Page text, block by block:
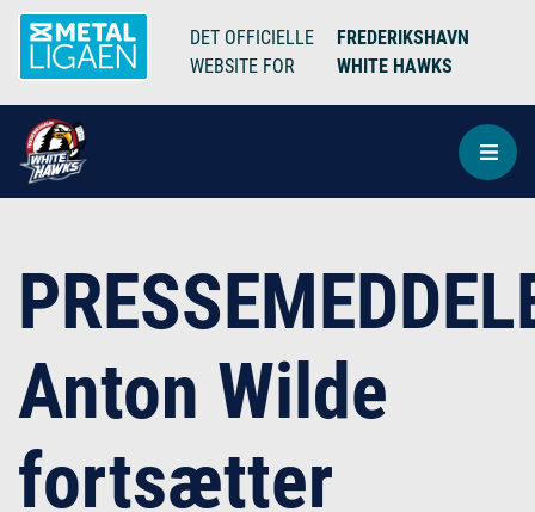
DET OFFICIELLE
WEBSITE FOR
FREDERIKSHAVN
WHITE HAWKS
Anton Wilde
fortsætter